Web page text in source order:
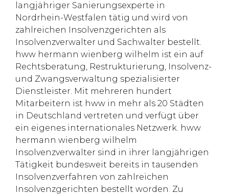
langjähriger Sanierungsexperte in
Nordrhein-Westfalen tätig und wird von
zahlreichen Insolvenzgerichten als
Insolvenzverwalter und Sachwalter bestellt.
hww hermann wienberg wilhelm ist ein auf
Rechtsberatung, Restrukturierung, Insolvenz-
und Zwangsverwaltung spezialisierter
Dienstleister. Mit mehreren hundert
Mitarbeitern ist hww in mehr als 20 Städten
in Deutschland vertreten und verfügt über
ein eigenes internationales Netzwerk. hww
hermann wienberg wilhelm
Insolvenzverwalter sind in ihrer langjährigen
Tätigkeit bundesweit bereits in tausenden
Insolvenzverfahren von zahlreichen
Insolvenzgerichten bestellt worden. Zu